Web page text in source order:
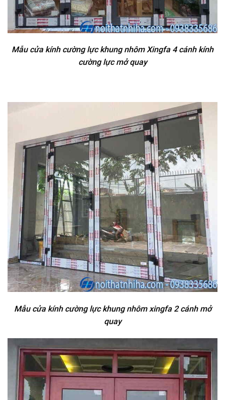
Mẫu cửa kính cường lực khung nhôm Xingfa 4 cánh kính
cường lực mở quay
Mẫu cửa kính cường lực khung nhôm xingfa 2 cánh mở
quay